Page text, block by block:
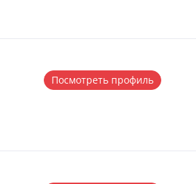
Посмотреть профиль